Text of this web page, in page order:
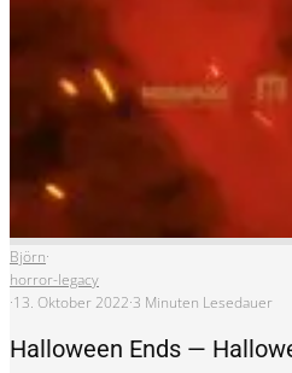
Björn·
horror-legacy
·13. Oktober 2022·3 Minuten Lesedauer
Halloween Ends —